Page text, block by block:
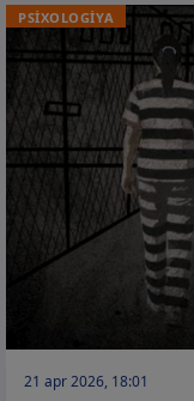
PSİXOLOGİYA
21 apr 2026, 18:01